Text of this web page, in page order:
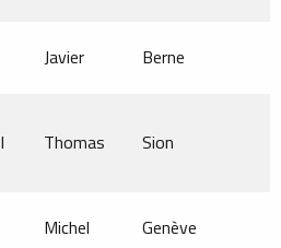
Javier Berne
Thomas Sion
Michel Genève